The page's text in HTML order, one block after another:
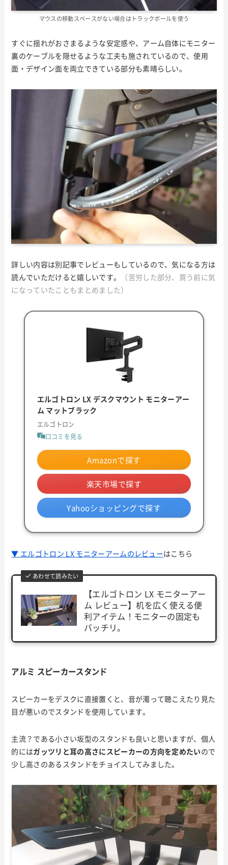
マウスの移動スペースがない場合はトラックボールを使う
すぐに揺れがおさまるような安定感や、アーム自体にモニター
裏のケーブルを隠せるような工夫も施されているので、使用
面・デザイン面を両立できている部分も素晴らしい。
詳しい内容は別記事でレビューもしているので、気になる方は
読んでいただけると嬉しいです。
（苦労した部分、買う前に気
になっていたこともまとめました）
エルゴトロン LX デスクマウント モニターアー
ム マットブラック
エルゴトロン
口コミを見る
Amazonで探す
楽天市場で探す
Yahooショッピングで探す
▼ エルゴトロン LX モニターアームのレビューはこちら
あわせて読みたい
【エルゴトロン LX モニターアー
ム レビュー】机を広く使える便
利アイテム！モニターの固定も
バッチリ。
アルミ スピーカースタンド
スピーカーをデスクに直接置くと、音が濁って聴こえたり見た
目が悪いのでスタンドを使用しています。
主流？である小さい坂型のスタンドも良いと思いますが、個人
的にはガッツリと耳の高さにスピーカーの方向を定めたいので
少し高さのあるスタンドをチョイスしてみました。